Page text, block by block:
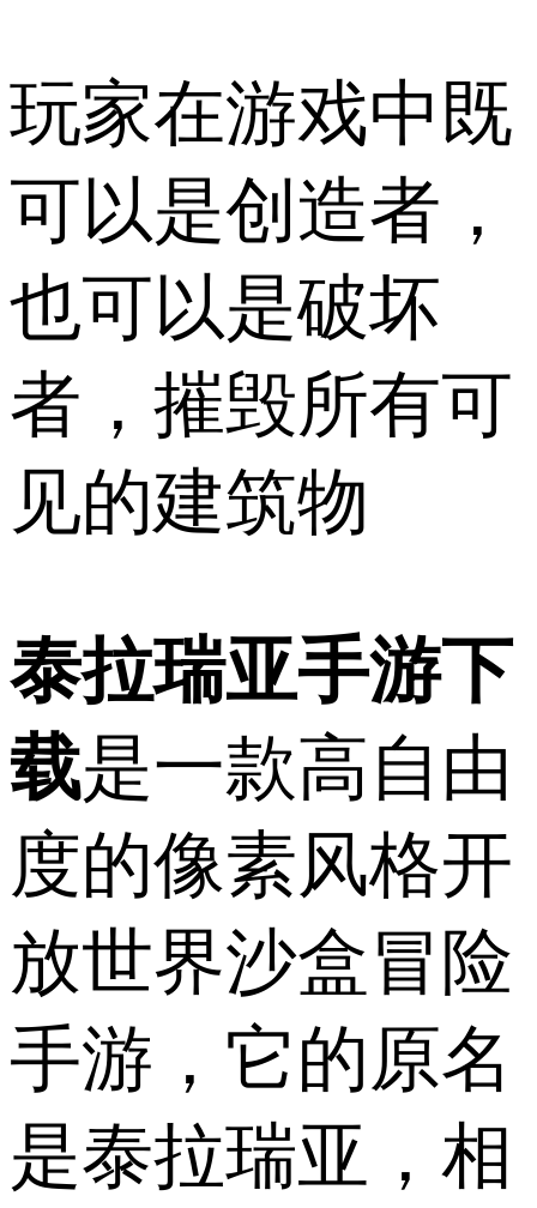
玩家在游戏中既
可以是创造者，
也可以是破坏
者，摧毁所有可
见的建筑物
泰拉瑞亚手游下
载是一款高自由
度的像素风格开
放世界沙盒冒险
手游，它的原名
是泰拉瑞亚，相